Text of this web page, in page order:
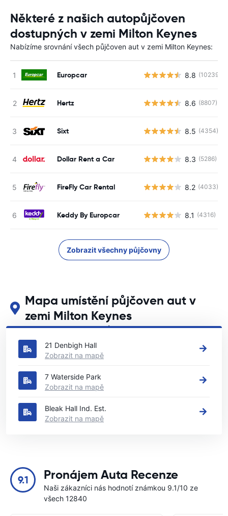
Některé z našich autopůjčoven
dostupných v zemi Milton Keynes
Nabízíme srovnání všech půjčoven aut v zemi Milton Keynes:
Europcar 8.8 (10239)
Hertz 8.6 (8807)
Sixt 8.5 (4354)
Dollar Rent a Car 8.3 (5286)
FireFly Car Rental 8.2 (4033)
Keddy By Europcar 8.1 (4316)
Zobrazit všechny půjčovny
Mapa umístění půjčoven aut v
zemi Milton Keynes
Podívejte se na naše hlavní půjčovny aut v zemi Milton Keynes
21 Denbigh Hall
Zobrazit na mapě
7 Waterside Park
Zobrazit na mapě
Bleak Hall Ind. Est.
Zobrazit na mapě
9.1 Pronájem Auta Recenze
Naši zákazníci nás hodnotí známkou 9.1/10 ze
všech 12840